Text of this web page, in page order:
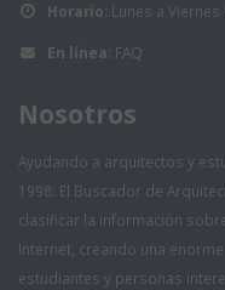
Horario: Lunes a Viernes
En línea: FAQ
Nosotros
Ayudando a arquitectos y
1998: El Buscador de
clasificar la información
Internet, creando una
estudiantes y personas